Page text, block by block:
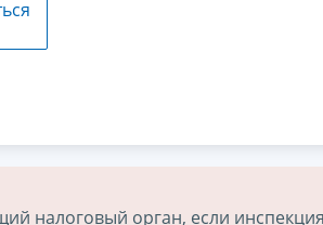
налоговый орган, если